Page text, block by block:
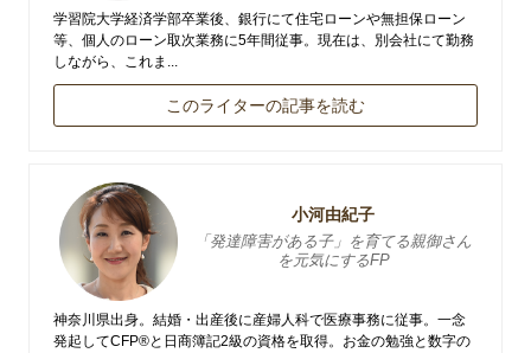
学習院大学経済学部卒業後、銀行にて住宅ローンや無担保ローン
等、個人のローン取次業務に5年間従事。現在は、別会社にて勤務
しながら、これま...
このライターの記事を読む
小河由紀子
「発達障害がある子」を育てる親御さん
を元気にするFP
神奈川県出身。結婚・出産後に産婦人科で医療事務に従事。一念
発起してCFP®と日商簿記2級の資格を取得。お金の勉強と数字の